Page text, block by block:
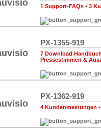
1 Support-FAQs • 3
PX-1355-919
7 Download
Pressestimmen &
PX-1362-919
4 Kundenmeinungen